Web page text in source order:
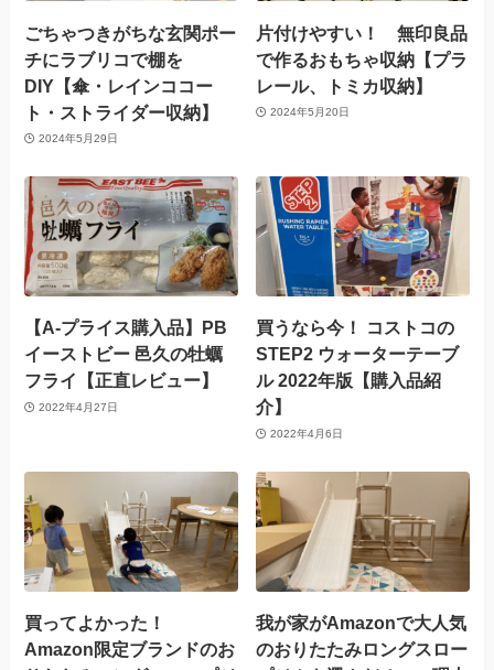
ごちゃつきがちな玄関ポー
チにラブリコで棚を
DIY【傘・レインココー
ト・ストライダー収納】
2024年5月29日
片付けやすい！ 無印良品
で作るおもちゃ収納【プラ
レール、トミカ収納】
2024年5月20日
【A-プライス購入品】PB
イーストビー 邑久の牡蠣
フライ【正直レビュー】
2022年4月27日
買うなら今！ コストコの
STEP2 ウォーターテーブ
ル 2022年版【購入品紹
介】
2022年4月6日
買ってよかった！
Amazon限定ブランドのお
我が家がAmazonで大人気
のおりたたみロングスロー